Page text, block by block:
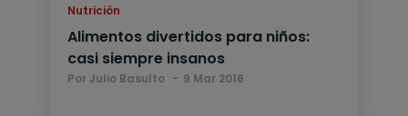
Nutrición
Alimentos divertidos para niños:
casi siempre insanos
Por Julio Basulto 9 Mar 2016